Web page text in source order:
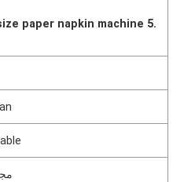
paper napkin machine 5.
1